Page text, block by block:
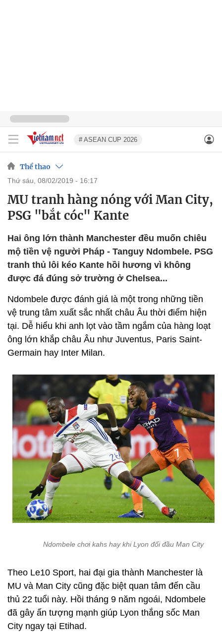
# ASEAN CUP 2026
Thể thao
thứ sáu, 08/02/2019 - 16:17
MU tranh hàng nóng với Man City,
PSG "bắt cóc" Kante
Hai ông lớn thành Manchester đều muốn chiêu
mộ tiền vệ người Pháp - Tanguy Ndombele. PSG
tranh thủ lôi kéo Kante hồi hương vì không
được đá đúng sở trường ở Chelsea...
Ndombele được đánh giá là một trong những tiền
vệ trung tâm xuất sắc nhất châu Âu thời điểm hiện
tại. Dễ hiểu khi anh lọt vào tầm ngắm của hàng loạt
ông lớn khắp châu Âu như Juventus, Paris Saint-
Germain hay Inter Milan.
Ndombele chơi kahs hay khi Lyon đối đầu Man City
Theo Le10 Sport, hai đại gia thành Manchester là
MU và Man City cũng đặc biệt quan tâm đến cầu
thủ 22 tuổi này. Hồi tháng 9 năm ngoái, Ndombele
đã gây ấn tượng mạnh giúp Lyon thắng sốc Man
City ngay tại Etihad.